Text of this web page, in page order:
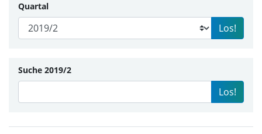
Quartal
Los!
Suche 2019/2
Los!